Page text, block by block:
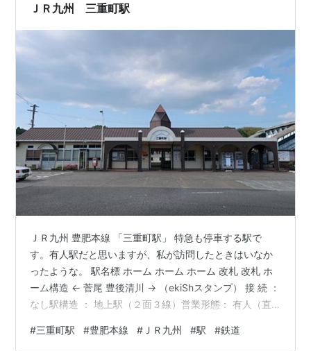
ＪＲ九州 三重町駅
ＪＲ九州 豊肥本線 「三重町駅」 特急も停車する駅で
す。有人駅だと思いますが、私が訪問したときはいなか
ったような。 駅名標 ホーム ホーム ホーム 改札 改札 ホ
ーム構造 ← 菅尾 豊後清川 → （ekiShスタンプ） 接 続 ：
なし駅構造 ： 地上駅（２面３線）営業形態： 有人（直
ランキング参加中駅・駅舎ランキング参加中鉄道ランキ
#三重町駅 #豊肥本線 # ＪＲ九州 #駅 #鉄道